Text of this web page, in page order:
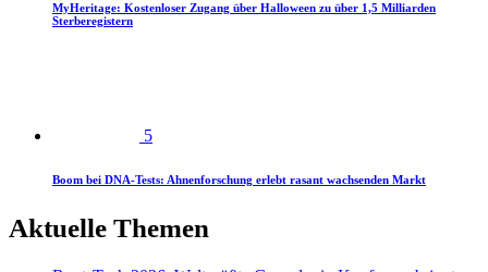
MyHeritage: Kostenloser Zugang über Halloween zu über 1,5 Milliarden
Sterberegistern
5
Boom bei DNA-Tests: Ahnenforschung erlebt rasant wachsenden Markt
Aktuelle Themen